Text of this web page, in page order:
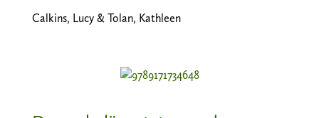
Calkins, Lucy & Tolan, Kathleen